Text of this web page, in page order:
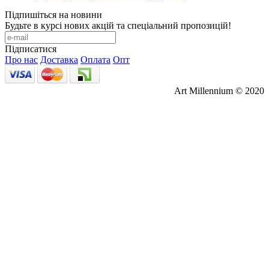
Підпишіться на новини
Будьте в курсі нових акцій та спеціальний пропозицій!
Підписатися
Про нас Доставка Оплата Опт
Art Millennium © 2020